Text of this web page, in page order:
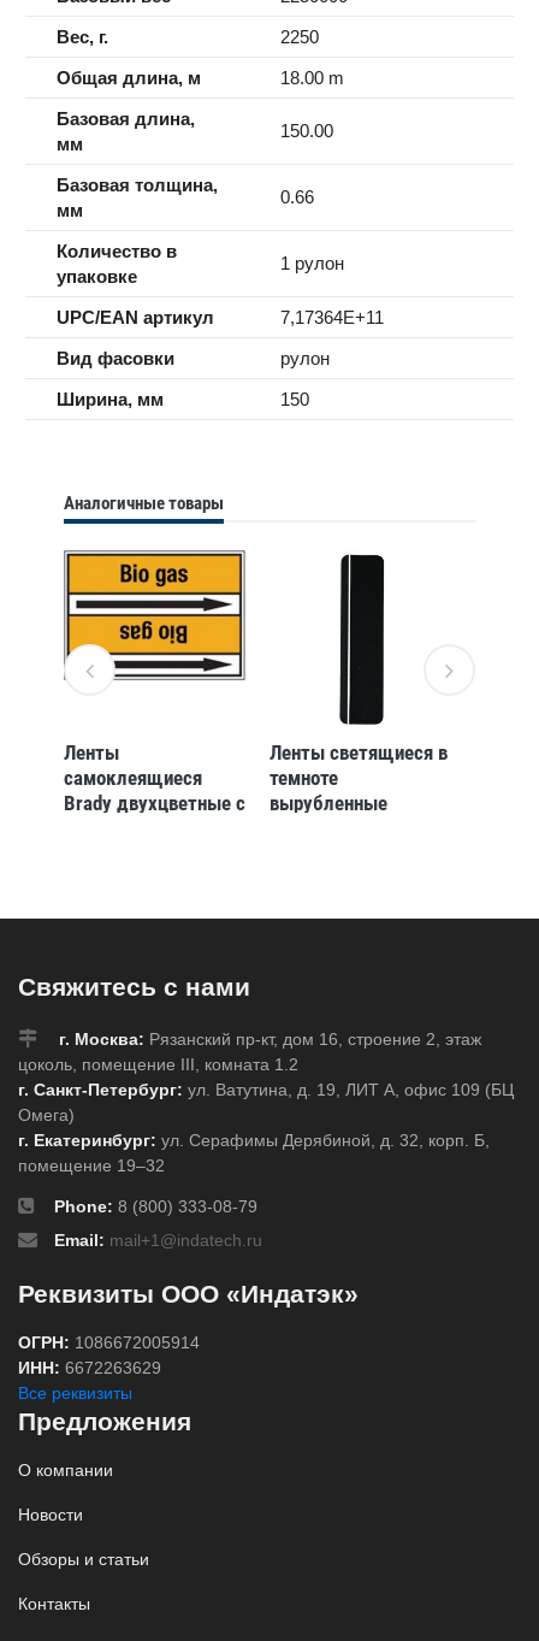
Вес, г.
2250
Общая длина, м
18.00 m
Базовая длина,
мм
150.00
Базовая толщина,
мм
0.66
Количество в
упаковке
1 рулон
UPC/EAN артикул
7,17364E+11
Вид фасовки
рулон
Ширина, мм
150
Аналогичные товары
Ленты
самоклеящиеся
Brady двухцветные с
Ленты светящиеся в
темноте
вырубленные
Свяжитесь с нами
г. Москва: Рязанский пр-кт, дом 16, строение 2, этаж
цоколь, помещение III, комната 1.2
г. Санкт-Петербург: ул. Ватутина, д. 19, ЛИТ А, офис 109 (БЦ
Омега)
г. Екатеринбург: ул. Серафимы Дерябиной, д. 32, корп. Б,
помещение 19–32
Phone: 8 (800) 333-08-79
Email: mail+1@indatech.ru
Реквизиты ООО «Индатэк»
ОГРН: 1086672005914
ИНН: 6672263629
Все реквизиты
Предложения
О компании
Новости
Обзоры и статьи
Контакты